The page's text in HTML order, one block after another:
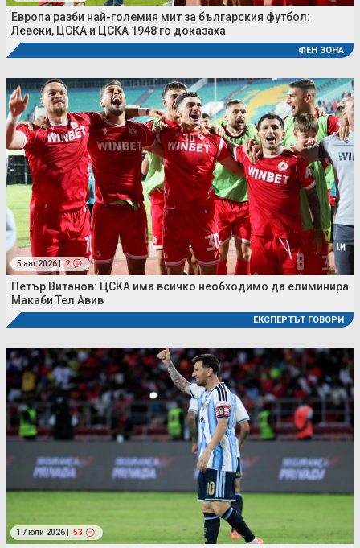
Европа разби най-големия мит за българския футбол:
Левски, ЦСКА и ЦСКА 1948 го доказаха
ФЕН ЗОНА
5 авг 2026 | 2
Петър Витанов: ЦСКА има всичко необходимо да елиминира
Макаби Тел Авив
ЕКСПЕРТЪТ ГОВОРИ
17 юли 2026 | 53